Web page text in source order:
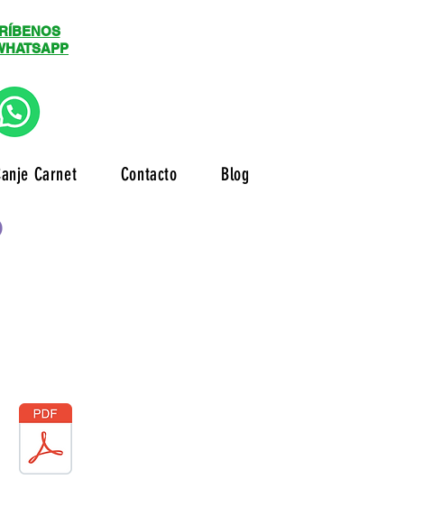
Carnet Contacto Blog